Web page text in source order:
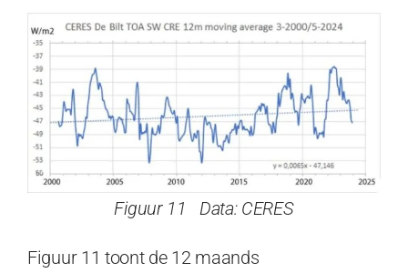
Figuur 11 Data: CERES
Figuur 11 toont de 12 maands